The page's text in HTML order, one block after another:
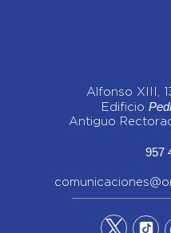
Alfonso XIII,
Edificio
Antiguo
957